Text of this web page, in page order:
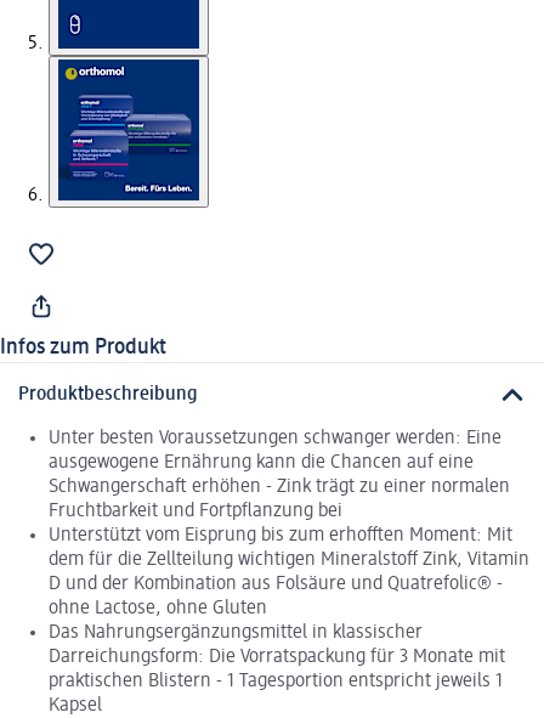
Infos zum Produkt
Produktbeschreibung
Unter besten Voraussetzungen schwanger werden: Eine
ausgewogene Ernährung kann die Chancen auf eine
Schwangerschaft erhöhen - Zink trägt zu einer normalen
Fruchtbarkeit und Fortpflanzung bei
Unterstützt vom Eisprung bis zum erhofften Moment: Mit
dem für die Zellteilung wichtigen Mineralstoff Zink, Vitamin
D und der Kombination aus Folsäure und Quatrefolic® -
ohne Lactose, ohne Gluten
Das Nahrungsergänzungsmittel in klassischer
Darreichungsform: Die Vorratspackung für 3 Monate mit
praktischen Blistern - 1 Tagesportion entspricht jeweils 1
Kapsel